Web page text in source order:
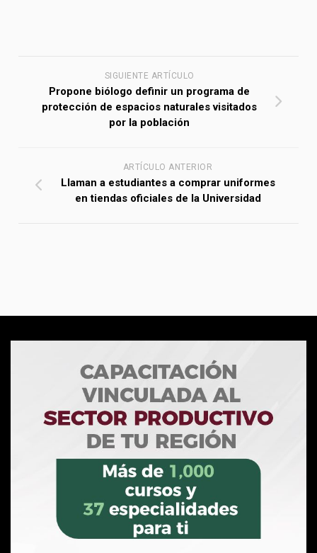
SIGUIENTE ARTÍCULO
Propone biólogo definir un programa de
protección de espacios naturales visitados
por la población
ARTÍCULO ANTERIOR
Llaman a estudiantes a comprar uniformes
en tiendas oficiales de la Universidad